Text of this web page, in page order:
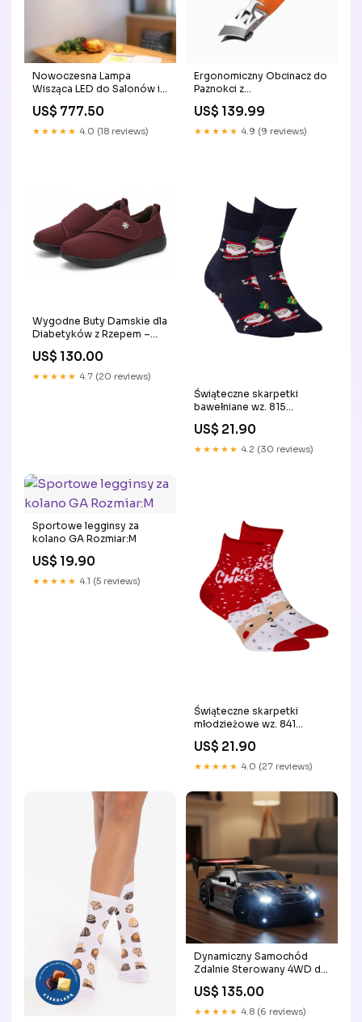
Nowoczesna Lampa
Wisząca LED do Salonów i
Stół, Aluminiowa,
Regulowana Wysokość, 35
US$ 777.50
★★★★★ 4.0 (18 reviews)
Ergonomiczny Obcinacz do
Paznokci z
Uchwytem – Idealny dla
Grubych i Wrastających
US$ 139.99
★★★★★ 4.9 (9 reviews)
Wygodne Buty Damskie dla
Diabetyków z Rzepem –
Podeszwa, Wsparcie dla
Wrażliwych Stóp
US$ 130.00
★★★★★ 4.7 (20 reviews)
Świąteczne skarpetki
bawełniane wz. 815
US$ 21.90
★★★★★ 4.2 (30 reviews)
Sportowe legginsy za
kolano GA Rozmiar:M
US$ 19.90
★★★★★ 4.1 (5 reviews)
Świąteczne skarpetki
młodzieżowe wz. 841
Rozmiar:33/35
US$ 21.90
★★★★★ 4.0 (27 reviews)
Dynamiczny Samochód
Zdalnie Sterowany 4WD do
Driftu z Wymiennymi
Oponami – Terenowy
Samochód na Pilota 21 x 9 x
US$ 135.00
★★★★★ 4.8 (6 reviews)